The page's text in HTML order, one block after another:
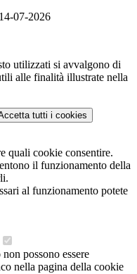
14-07-2026
utilizzati si avvalgono di
alle finalità illustrate nella
tutti i cookies
quali cookie consentire.
il funzionamento della
al funzionamento potete
possono essere
nella pagina della cookie